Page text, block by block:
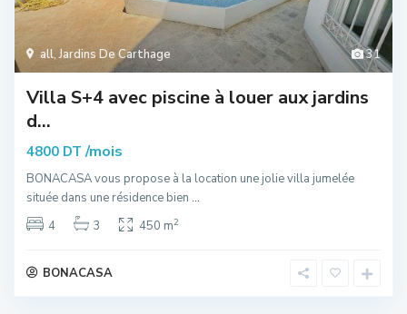
31
all,Jardins De Carthage
Villa S+4 avec piscine à louer aux jardins
d...
4800 DT /mois
BONACASA vous propose à la location une jolie villa jumelée
située dans une résidence bien ...
4
3 450 m2
BONACASA